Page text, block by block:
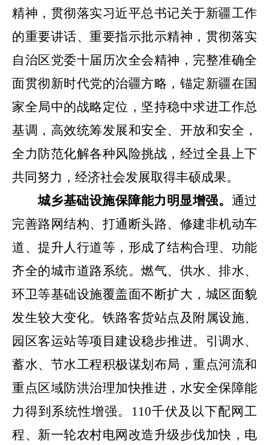
精神，贯彻落实习近平总书记关于新疆工作
的重要讲话、重要指示批示精神，贯彻落实
自治区党委十届历次全会精神，完整准确全
面贯彻新时代党的治疆方略，锚定新疆在国
家全局中的战略定位，坚持稳中求进工作总
基调，高效统筹发展和安全、开放和安全，
全力防范化解各种风险挑战，经过全县上下
共同努力，经济社会发展取得丰硕成果。
城乡基础设施保障能力明显增强。 通过
完善路网结构、打通断头路、修建非机动车
道、提升人行道等，形成了结构合理、功能
齐全的城市道路系统。燃气、供水、排水、
环卫等基础设施覆盖面不断扩大 ，城区面貌
发生较大变化。铁路客货站点及附属设施、
园区客运站等项目建设稳步推进。引调水、
蓄水、节水工程积极谋划布局，重点河流和
重点区域防洪治理加快推进， 水安全保障能
力得到系统性增强。
110千伏及以下配网工
程、新一轮农村电网改造升级步伐加快，电